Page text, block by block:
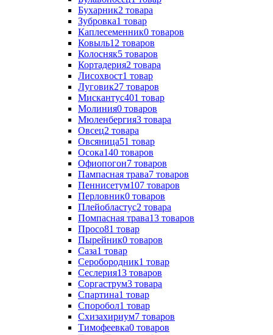
Бухарник2 товара
Зубровка1 товар
Каплесеменник0 товаров
Ковыль12 товаров
Колосняк5 товаров
Кортадерия2 товара
Лисохвост1 товар
Луговик27 товаров
Мискантус401 товар
Молиния0 товаров
Мюленбергия3 товара
Овсец2 товара
Овсяница51 товар
Осока140 товаров
Офиопогон7 товаров
Пампасная трава7 товаров
Пеннисетум107 товаров
Перловник0 товаров
Плейобластус2 товара
Помпасная трава13 товаров
Просо81 товар
Пырейник0 товаров
Саза1 товар
Серобородник1 товар
Сеслерия13 товаров
Соргаструм3 товара
Спартина1 товар
Споробол1 товар
Схизахириум7 товаров
Тимофеевка0 товаров